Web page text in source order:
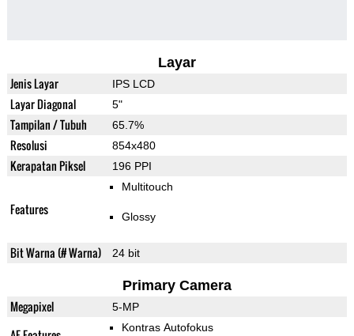
Layar
Jenis Layar IPS LCD
Layar Diagonal 5"
Tampilan / Tubuh 65.7%
Resolusi 854x480
Kerapatan Piksel 196 PPI
Features
Multitouch
Glossy
Bit Warna (# Warna) 24 bit
Primary Camera
Megapixel 5-MP
Kontras Autofokus